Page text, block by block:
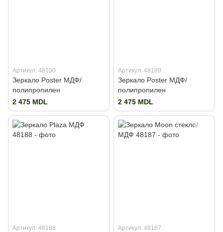
Артикул: 48190
Зеркало Poster МДФ/
полипропилен
2 475 MDL
Артикул: 48189
Зеркало Poster МДФ/
полипропилен
2 475 MDL
Артикул: 48188 Артикул: 48187